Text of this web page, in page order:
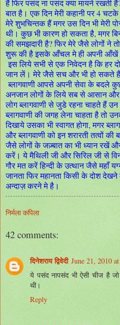
हैं फिर पसंद ना पसंद क्या मायने रखती
बात है। एक दिन मेरी कहानी पर 4
मेरे शुभचिन्तक हैं मगर उस दिन भी मेरी
थी। कुछ भी कारण हो सकता है, मगर
की समझदारी है? फिर मेरे जैसे लोगों ने
शुरू की है इसके आँचल मे ही अपनी आँखें
इस लिये सभी से एक निवेदन है कि हर
जान लें। मेरे जैसे सच और भी हो सकते
ब्लागवाणी आपसे अपनी सेवा के बदले
अनजान लोगों के लिये सब से आसान
लोग ब्लागवाणी से जुडे रहना चाहते हैं
ब्लागवाणी की जगह लेना चाहता है तो
दिखाये उसका भी स्वागत होगा, मगर
और ब्लागवाणी को इन शरारती तत्वों
जैसे लोगों के जज़्बात का भी ध्यान रखें
करें। ये मैथिली जी और सिरिल जी से
गौर मत करें हिन्दी के उत्थान जैसे महाँ
जानता फिर महानता किसी के दोश
अन्दाज़ करने मे है।
निर्मला कपिला
42 comments:
दिनेशराय द्विवेदी June 21, 2010
ये पसंद नापसंद भी ऐसी चीज है जो
थी।
Reply